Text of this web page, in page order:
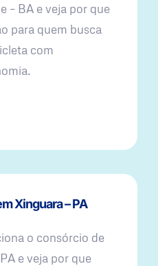
– BA e veja por que
para quem busca
com
Xinguara – PA
o consórcio de
e veja por que